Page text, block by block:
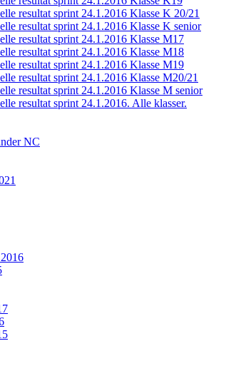
resultat sprint 24.1.2016 Klasse K 20/21
resultat sprint 24.1.2016 Klasse K senior
resultat sprint 24.1.2016 Klasse M17
resultat sprint 24.1.2016 Klasse M18
resultat sprint 24.1.2016 Klasse M19
resultat sprint 24.1.2016 Klasse M20/21
resultat sprint 24.1.2016 Klasse M senior
resultat sprint 24.1.2016. Alle klasser.
NC